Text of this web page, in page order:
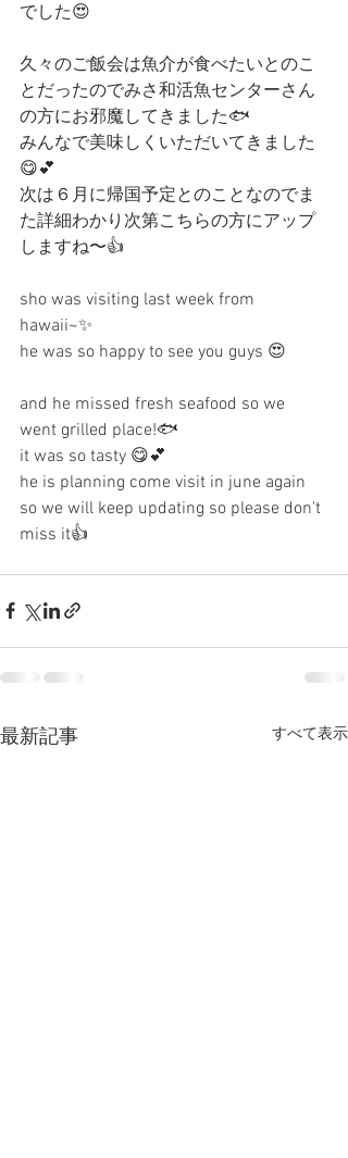
でした😍
久々のご飯会は魚介が食べたいとのこ
とだったのでみさ和活魚センターさん
の方にお邪魔してきました🐟
みんなで美味しくいただいてきました
😋💕
次は６月に帰国予定とのことなのでま
た詳細わかり次第こちらの方にアップ
しますね〜👍
sho was visiting last week from
hawaii~✨
he was so happy to see you guys 😍
and he missed fresh seafood so we
went grilled place!🐟
it was so tasty 😋💕
he is planning come visit in june again
so we will keep updating so please don't
miss it👍
最新記事 すべて表示